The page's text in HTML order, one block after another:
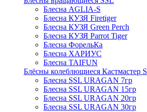
Блесна AGLIA-S
Блесна КУЗЯ Firetiger
Блесна КУЗЯ Green Perch
Блесна КУЗЯ Parrot Tiger
Блесна ФорельКа
Блесна ХАРИУС
Блесна TAIFUN
Блёсны колеблющиеся Кастмастер
Блесна SSL URAGAN 7гр
Блесна SSL URAGAN 15гр
Блесна SSL URAGAN 20гр
Блесна SSL URAGAN 30гр